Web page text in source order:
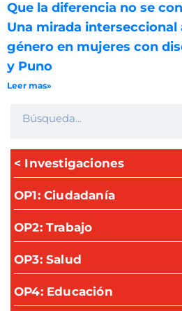
Que la diferencia no se
Una mirada interseccional
género en mujeres con
y Puno
Leer mas»
< Investigaciones
OP1: Ciudadanía
OP2: Trabajo
OP3: Salud
OP4: Educación